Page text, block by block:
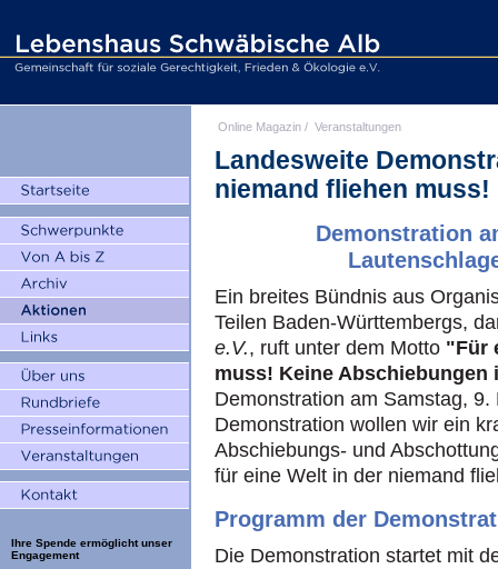
Ihre Spende ermöglicht unser
Engagement
Online Magazin / Veranstaltungen
Landesweite
niemand fliehen muss!
Demonstration
Ein breites Bündnis aus
Teilen Baden-Württembergs,
e.V., ruft unter dem Motto "Für
muss! Keine
Demonstration am Samstag,
Demonstration wollen wir ein
Abschiebungs- und
für eine Welt in der niemand
Programm der
Die Demonstration startet mit